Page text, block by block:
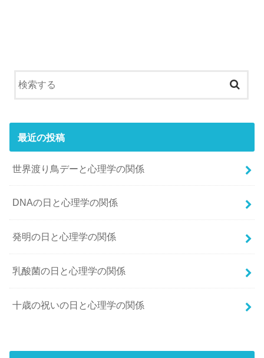
最近の投稿
世界渡り鳥デーと心理学の関係
DNAの日と心理学の関係
発明の日と心理学の関係
乳酸菌の日と心理学の関係
十歳の祝いの日と心理学の関係